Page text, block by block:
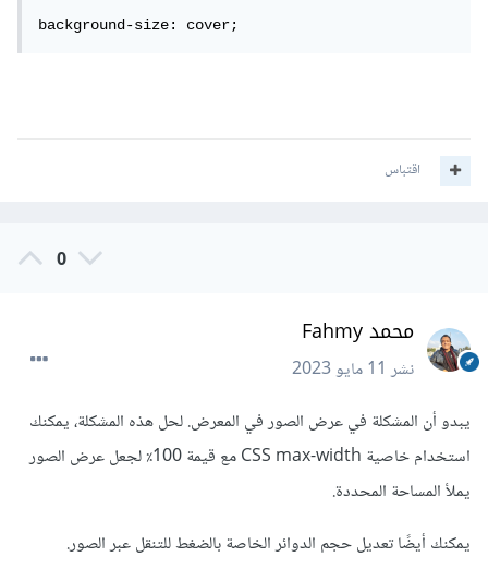
background-size: cover;
اقتباس
0
محمد Fahmy
نشر11 مايو 2023
يبدو أن المشكلة في عرض الصور في المعرض. لحل هذه المشكلة، يمكنك
استخدام خاصية CSS max-width مع قيمة 100٪ لجعل عرض الصور
يملأ المساحة المحددة.
يمكنك أيضًا تعديل حجم الدوائر الخاصة بالضغط للتنقل عبر الصور.